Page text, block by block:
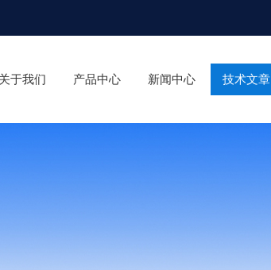
关于我们 产品中心 新闻中心 技术文章